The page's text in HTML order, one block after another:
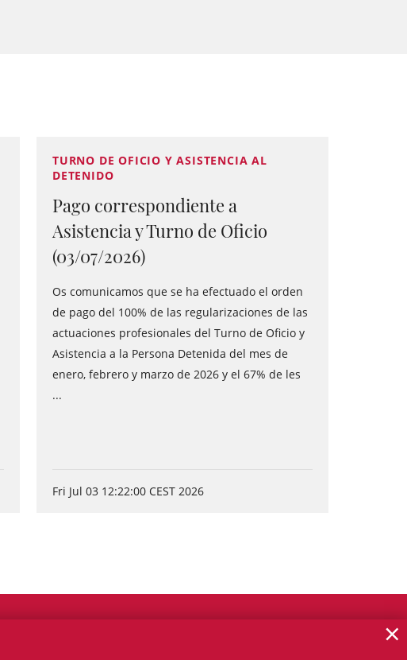
TURNO DE OFICIO Y ASISTENCIA AL
DETENIDO
Pago correspondiente a
Asistencia y Turno de Oficio
(03/07/2026)
Os comunicamos que se ha efectuado el orden
de pago del 100% de las regularizaciones de las
actuaciones profesionales del Turno de Oficio y
Asistencia a la Persona Detenida del mes de
enero, febrero y marzo de 2026 y el 67% de les
...
Fri Jul 03 12:22:00 CEST 2026
×